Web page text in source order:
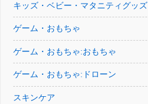
キッズ・ベビー・マタニティグッズ
ゲーム・おもちゃ
ゲーム・おもちゃ:おもちゃ
ゲーム・おもちゃ:ドローン
スキンケア